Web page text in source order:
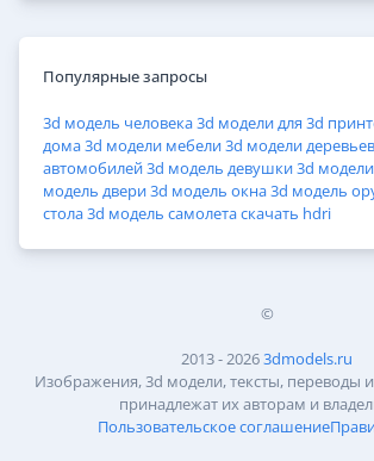
Популярные запросы
3d модель человека3d модели для 3d
дома3d модели мебели3d модели деревьев
автомобилей3d модель девушки3d
модель двери3d модель окна3d модель
стола3d модель самолетаскачать hdri
©
2013 - 20263dmodels.ru
Изображения, 3d модели, тексты, переводы
принадлежат их авторам и
Пользовательское соглашение